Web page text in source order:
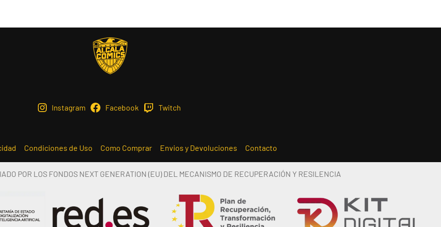
Instagram Facebook Twitch
Condiciones de Uso Como Comprar Envios y Devoluciones Contacto
POR LOS FONDOS NEXT GENERATION (EU) DEL MECANISMO DE RECUPERACIÓN Y RESILENCIA